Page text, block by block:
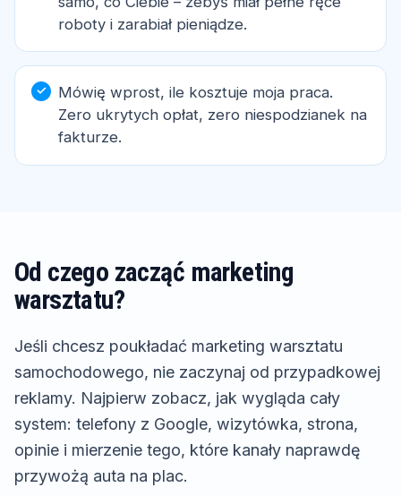
roboty i zarabiał pieniądze.
Mówię wprost, ile kosztuje moja praca.
Zero ukrytych opłat, zero niespodzianek na
fakturze.
Od czego zacząć marketing
warsztatu?
Jeśli chcesz poukładać marketing warsztatu
samochodowego, nie zaczynaj od przypadkowej
reklamy. Najpierw zobacz, jak wygląda cały
system: telefony z Google, wizytówka, strona,
opinie i mierzenie tego, które kanały naprawdę
przywożą auta na plac.